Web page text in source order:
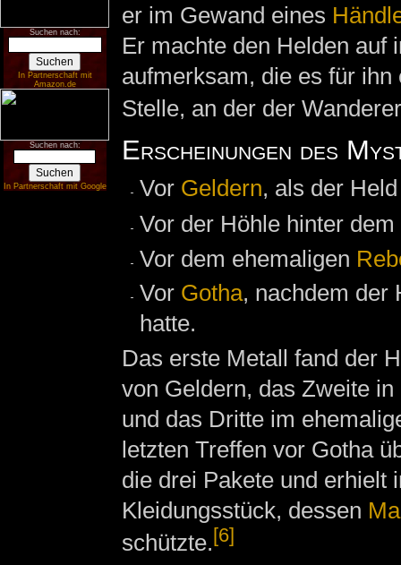
Suchen nach:
In Partnerschaft mit
Amazon.de
Suchen nach:
In Partnerschaft mit Google
er im Gewand eines
Er machte den Helden
aufmerksam, die es für
Stelle, an der der
Erscheinungen des
Vor Geldern, als der
Vor der Höhle hinter
Vor dem ehemaligen
Vor Gotha, nachdem der
hatte.
Das erste Metall fand der
von Geldern, das Zweite
und das Dritte im
letzten Treffen vor Gotha
die drei Pakete und erhielt
Kleidungsstück, dessen
schützte.[6]